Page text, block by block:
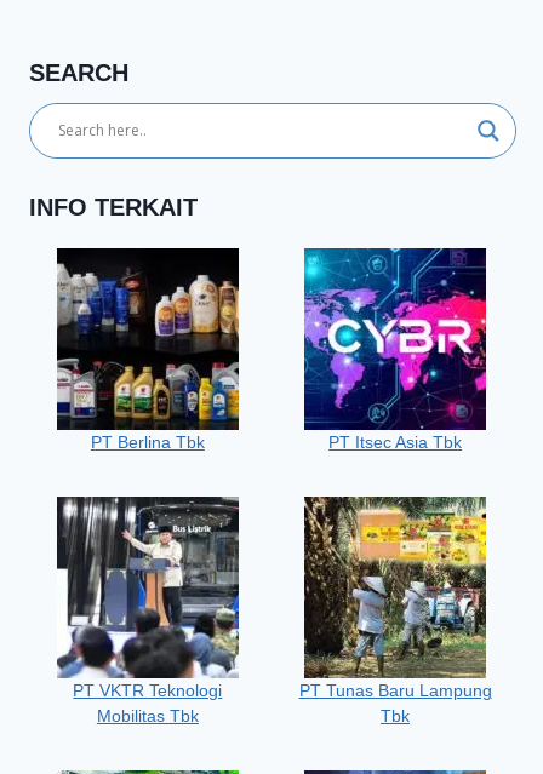
SEARCH
INFO TERKAIT
PT Berlina Tbk PT Itsec Asia Tbk
PT VKTR Teknologi
Mobilitas Tbk
PT Tunas Baru Lampung
Tbk